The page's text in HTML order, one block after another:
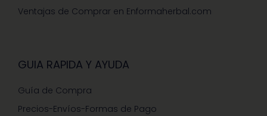
Ventajas de Comprar en Enformaherbal.com
GUIA RAPIDA Y AYUDA
Guía de Compra
Precios-Envíos-Formas de Pago